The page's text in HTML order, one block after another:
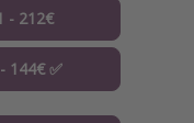
- 212€
144€ ✅